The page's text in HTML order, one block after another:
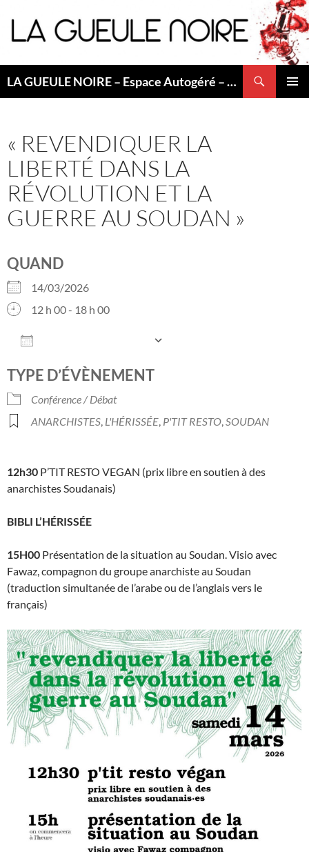
au
contenu
LA GUEULE NOIRE – Espace Autogéré – Saint Etienne
« REVENDIQUER LA
LIBERTÉ DANS LA
RÉVOLUTION ET LA
GUERRE AU SOUDAN »
QUAND
14/03/2026
12 h 00 - 18 h 00
TYPE D’ÉVÈNEMENT
Conférence / Débat
ANARCHISTES L'HÉRISSÉE P'TIT RESTO SOUDAN
12h30 P’TIT RESTO VEGAN (prix libre en soutien à des
anarchistes Soudanais)
BIBLI L’HÉRISSÉE
15H00 Présentation de la situation au Soudan. Visio avec
Fawaz, compagnon du groupe anarchiste au Soudan
(traduction simultanée de l’arabe ou de l’anglais vers le
français)